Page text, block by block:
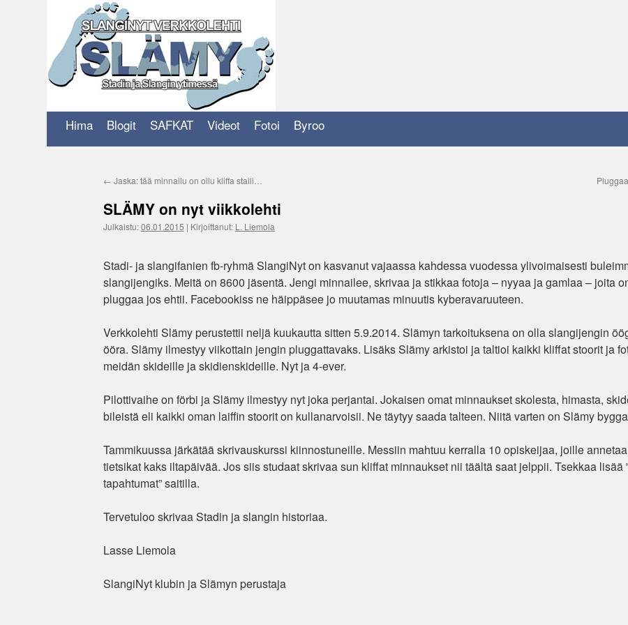
Hima Blogit SAFKAT Videot Fotoi Byroo
← Jaska: tää minnailu on ollu kliffa staili…
SLÄMY on nyt viikkolehti
Julkaistu:06.01.2015 | Kirjoittanut: L. Liemola
Stadi- ja slangifanien fb-ryhmä SlangiNyt on kasvanut vajaassa kahdessa vuodessa ylivoimaisesti
slangijengiks. Meitä on 8600 jäsentä. Jengi minnailee, skrivaa ja stikkaa fotoja – nyyaa ja gamlaa – joita
pluggaa jos ehtii. Facebookiss ne häippäsee jo muutamas minuutis kyberavaruuteen.
Verkkolehti Slämy perustettii neljä kuukautta sitten 5.9.2014. Slämyn tarkoituksena on olla slangijengin
ööra. Slämy ilmestyy viikottain jengin pluggattavaks. Lisäks Slämy arkistoi ja taltioi kaikki kliffat stoorit ja
meidän skideille ja skidienskideille. Nyt ja 4-ever.
Pilottivaihe on förbi ja Slämy ilmestyy nyt joka perjantai. Jokaisen omat minnaukset skolesta, himasta,
bileistä eli kaikki oman laiffin stoorit on kullanarvoisii. Ne täytyy saada talteen. Niitä varten on Slämy
Tammikuussa järkätää skrivauskurssi kiinnostuneille. Messiin mahtuu kerralla 10 opiskeijaa, joille
tietsikat kaks iltapäivää. Jos siis studaat skrivaa sun kliffat minnaukset nii täältä saat jelppii. Tsekkaa lisää
tapahtumat” saitilla.
Tervetuloo skrivaa Stadin ja slangin historiaa.
Lasse Liemola
SlangiNyt klubin ja Slämyn perustaja